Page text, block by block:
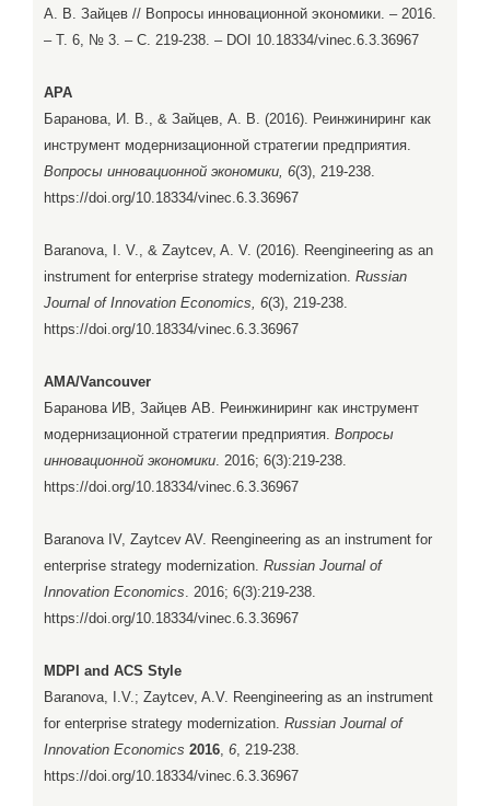
А. В. Зайцев // Вопросы инновационной экономики. – 2016.
– Т. 6, № 3. – С. 219-238. – DOI 10.18334/vinec.6.3.36967
APA
Баранова, И. В., & Зайцев, А. В. (2016). Реинжиниринг как
инструмент модернизационной стратегии предприятия.
Вопросы инновационной экономики, 6(3), 219-238.
https://doi.org/10.18334/vinec.6.3.36967
Baranova, I. V., & Zaytcev, A. V. (2016). Reengineering as an
instrument for enterprise strategy modernization. Russian
Journal of Innovation Economics, 6(3), 219-238.
https://doi.org/10.18334/vinec.6.3.36967
AMA/Vancouver
Баранова ИВ, Зайцев АВ. Реинжиниринг как инструмент
модернизационной стратегии предприятия. Вопросы
инновационной экономики. 2016; 6(3):219-238.
https://doi.org/10.18334/vinec.6.3.36967
Baranova IV, Zaytcev AV. Reengineering as an instrument for
enterprise strategy modernization. Russian Journal of
Innovation Economics. 2016; 6(3):219-238.
https://doi.org/10.18334/vinec.6.3.36967
MDPI and ACS Style
Baranova, I.V.; Zaytcev, A.V. Reengineering as an instrument
for enterprise strategy modernization. Russian Journal of
Innovation Economics 2016, 6, 219-238.
https://doi.org/10.18334/vinec.6.3.36967